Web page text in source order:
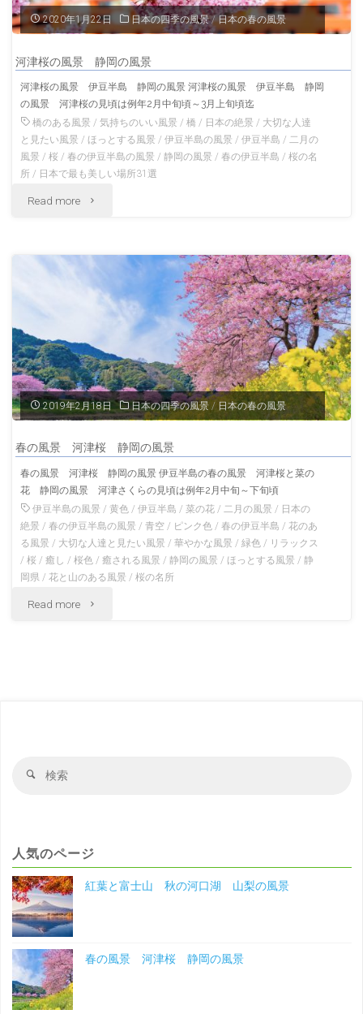
風
2020年1月22日 日本の四季の風景 / 日本の春の風景
河津桜の風景 静岡の風景
河津桜の風景 伊豆半島 静岡の風景 河津桜の風景 伊豆半島 静岡
の風景 河津桜の見頃は例年2月中旬頃～3月上旬頃迄
橋のある風景 /気持ちのいい風景 /橋 / 日本の絶景 / 大切な人達
と見たい風景 /ほっとする風景 /伊豆半島の風景 /伊豆半島 /二月の
風景 /桜 /春の伊豆半島の風景 / 静岡の風景 /春の伊豆半島 /桜の名
所 / 日本で最も美しい場所31選
Read more "河
景
静
の
風
景"
2019年2月18日 日本の四季の風景 / 日本の春の風景
春の風景 河津桜 静岡の風景
春の風景 河津桜 静岡の風景 伊豆半島の春の風景 河津桜と菜の
花 静岡の風景 河津さくらの見頃は例年2月中旬～下旬頃
伊豆半島の風景 /黄色 /伊豆半島 / 菜の花 / 二月の風景 / 日本の
絶景 /春の伊豆半島の風景 /青空 / ピンク色 /春の伊豆半島 /花のあ
る風景 / 大切な人達と見たい風景 /華やかな風景 /緑色 / リラックス
/桜 /癒し /桜色 /癒される風景 /静岡の風景 /ほっとする風景 /静
岡県 /花と山のある風景 /桜の名所
Read more "春
岡
の
景"
検
人気のページ
紅葉と富士山 秋の河口湖 山梨の風景
春の風景 河津桜 静岡の風景